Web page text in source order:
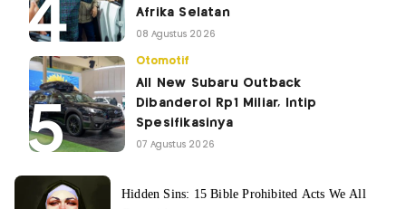
Afrika Selatan
08 Agustus 2026
Otomotif
All New Subaru Outback
Dibanderol Rp1 Miliar, Intip
Spesifikasinya
07 Agustus 2026